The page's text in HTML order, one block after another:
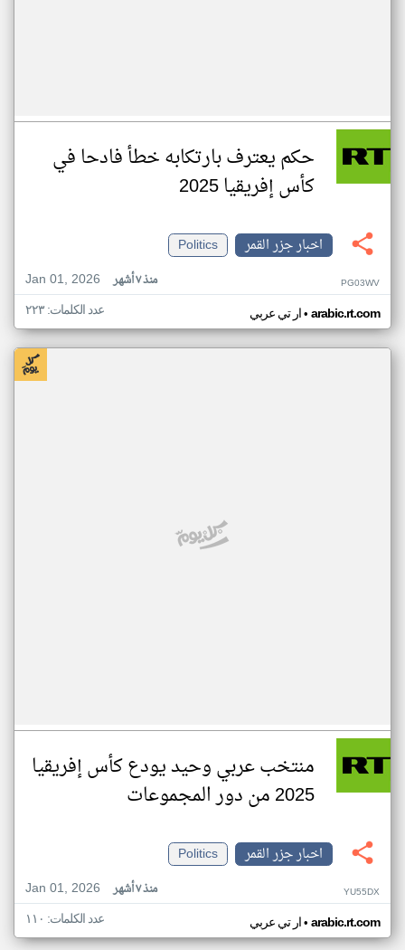
حكم يعترف بارتكابه خطأ فادحا في
كأس إفريقيا 2025
اخبار جزر القمر
Politics
Jan 01, 2026
منذ ٧ أشهر PG03WV
ار تي عربي• arabic.rt.com عدد الكلمات: ٢٢٣
منتخب عربي وحيد يودع كأس إفريقيا
2025 من دور المجموعات
اخبار جزر القمر
Politics
Jan 01, 2026
منذ ٧ أشهر YU55DX
ار تي عربي• arabic.rt.com عدد الكلمات: ١١٠